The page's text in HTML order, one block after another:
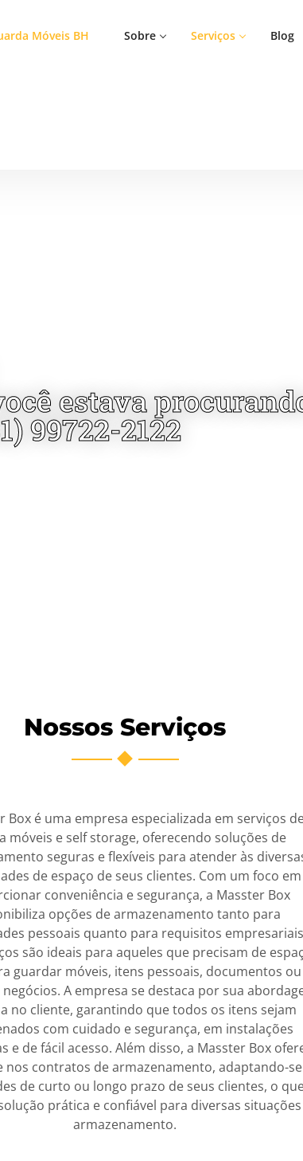
Móveis BH Sobre Serviços Blog
estava
99722-2122
Nossos Serviços
Box é uma empresa especializada em serviços
móveis e self storage, oferecendo soluções de
seguras e flexíveis para atender às
de espaço de seus clientes. Com um foco em
conveniência e segurança, a Masster Box
opções de armazenamento tanto para
pessoais quanto para requisitos
são ideais para aqueles que precisam de
guardar móveis, itens pessoais, documentos ou
A empresa se destaca por sua
no cliente, garantindo que todos os itens sejam
com cuidado e segurança, em instalações
e de fácil acesso. Além disso, a Masster Box
nos contratos de armazenamento, adaptando-
de curto ou longo prazo de seus clientes, o
prática e confiável para diversas
armazenamento.